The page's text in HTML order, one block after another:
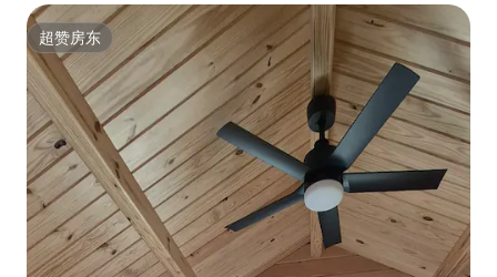
超赞房东
超赞房东